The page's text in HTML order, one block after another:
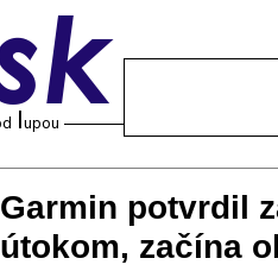
Garmin potvrdil
útokom, začína